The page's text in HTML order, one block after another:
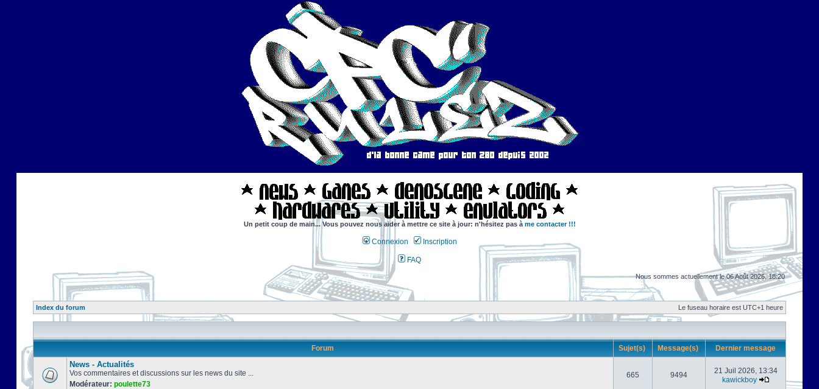
Un petit coup de main... Vous pouvez nous aider à mettre ce site à jour: n'hésitez pas à me contacter !!!
Connexion Inscription
FAQ
Nous sommes actuellement le 06 Août 2026, 18:20
Index du forum Le fuseau horaire est UTC+1 heure
Forum Sujet(s) Message(s) Dernier message
News - Actualités
Vos commentaires et discussions sur les news du site ...
Modérateur: poulette73
665 9494
21 Juil 2026, 13:34
kawickboy